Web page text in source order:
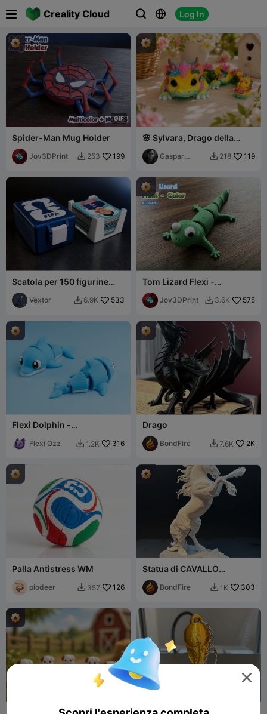
Creality Cloud   Log In
 
GIF
Spider-Man Mug Holder
Jov3DPrint  253 199
🌸 Sylvara, Drago della
Primavera- 2026
Gaspar
 218 119
Scatola per 150 figurine
della Coppa del Mondo
Vextor  6.9K 533
Tom Lizard Flexi -
Multicolore
Jov3DPrint  3.6K 575
Flexi Dolphin -
Flexi Ozz  1.2K 316
Drago
BondFire  7.6K 2K
Palla Antistress WM
piodeer  357 126
Statua di CAVALLO
REALISTICO
BondFire  1K 303
